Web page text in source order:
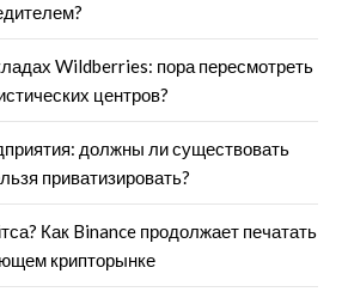
Wildberries: пора пересмотреть
центров?
должны ли существовать
приватизировать?
Как Binance продолжает печатать
крипторынке